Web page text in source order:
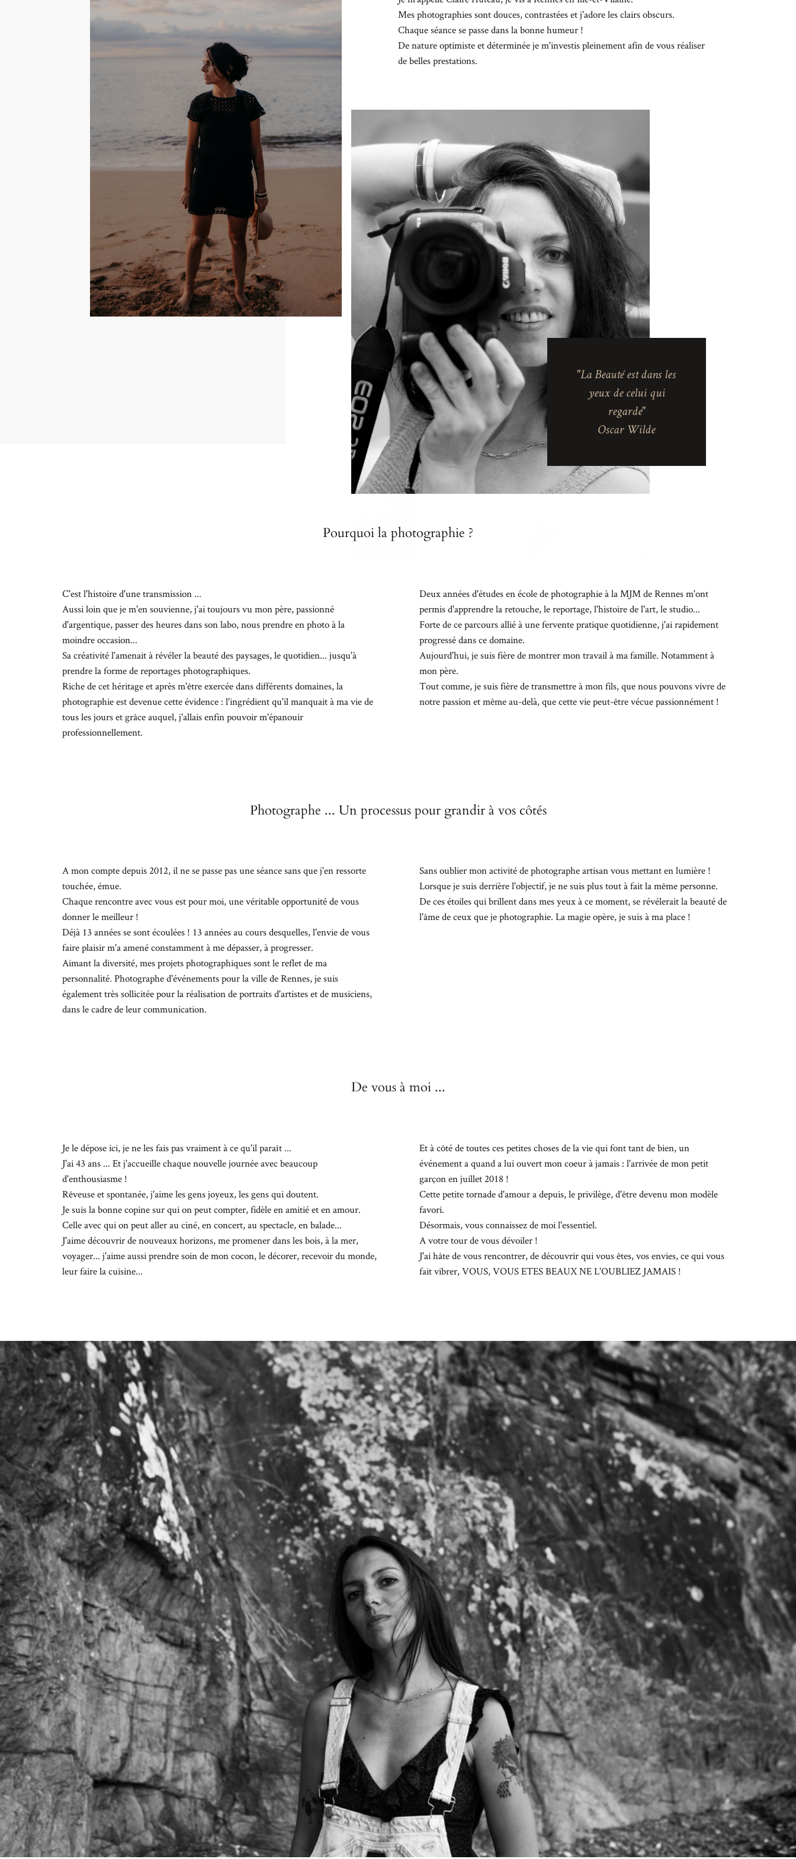
Mes photographies sont douces, contrastées et j'adore les clairs obscurs.
Chaque séance se passe dans la bonne humeur !
De nature optimiste et déterminée je m'investis pleinement afin de vous réaliser
de belles prestations.
"La Beauté est dans les
yeux de celui qui
regarde"
Oscar Wilde
Pourquoi la photographie ?
C'est l'histoire d'une transmission ...
Aussi loin que je m'en souvienne, j'ai toujours vu mon père, passionné
d'argentique, passer des heures dans son labo, nous prendre en photo à la
moindre occasion...
Sa créativité l'amenait à révéler la beauté des paysages, le quotidien... jusqu'à
prendre la forme de reportages photographiques.
Riche de cet héritage et après m'être exercée dans différents domaines, la
photographie est devenue cette évidence : l'ingrédient qu'il manquait à ma vie de
tous les jours et grâce auquel, j'allais enfin pouvoir m'épanouir
professionnellement.
Deux années d'études en école de photographie à la MJM de Rennes m'ont
permis d'apprendre la retouche, le reportage, l'histoire de l'art, le studio...
Forte de ce parcours allié à une fervente pratique quotidienne, j'ai rapidement
progressé dans ce domaine.
Aujourd'hui, je suis fière de montrer mon travail à ma famille. Notamment à
mon père.
Tout comme, je suis fière de transmettre à mon fils, que nous pouvons vivre de
notre passion et même au-delà, que cette vie peut-être vécue passionnément !
Photographe ... Un processus pour grandir à vos côtés
A mon compte depuis 2012, il ne se passe pas une séance sans que j'en ressorte
touchée, émue.
Chaque rencontre avec vous est pour moi, une véritable opportunité de vous
donner le meilleur !
Déjà 13 années se sont écoulées ! 13 années au cours desquelles, l'envie de vous
faire plaisir m'a amené constamment à me dépasser, à progresser.
Aimant la diversité, mes projets photographiques sont le reflet de ma
personnalité. Photographe d'événements pour la ville de Rennes, je suis
également très sollicitée pour la réalisation de portraits d'artistes et de musiciens,
dans le cadre de leur communication.
Sans oublier mon activité de photographe artisan vous mettant en lumière !
Lorsque je suis derrière l'objectif, je ne suis plus tout à fait la même personne.
De ces étoiles qui brillent dans mes yeux à ce moment, se révélerait la beauté de
l'âme de ceux que je photographie. La magie opère, je suis à ma place !
De vous à moi ...
Je le dépose ici, je ne les fais pas vraiment à ce qu'il paraît ...
J'ai 43 ans ... Et j'accueille chaque nouvelle journée avec beaucoup
d'enthousiasme !
Rêveuse et spontanée, j'aime les gens joyeux, les gens qui doutent.
Je suis la bonne copine sur qui on peut compter, fidèle en amitié et en amour.
Celle avec qui on peut aller au ciné, en concert, au spectacle, en balade...
J'aime découvrir de nouveaux horizons, me promener dans les bois, à la mer,
voyager... j'aime aussi prendre soin de mon cocon, le décorer, recevoir du monde,
leur faire la cuisine...
Et à côté de toutes ces petites choses de la vie qui font tant de bien, un
événement a quand a lui ouvert mon coeur à jamais : l'arrivée de mon petit
garçon en juillet 2018 !
Cette petite tornade d'amour a depuis, le privilège, d'être devenu mon modèle
favori.
Désormais, vous connaissez de moi l'essentiel.
A votre tour de vous dévoiler !
J'ai hâte de vous rencontrer, de découvrir qui vous êtes, vos envies, ce qui vous
fait vibrer, VOUS, VOUS ETES BEAUX NE L'OUBLIEZ JAMAIS !
consectetur. Maecenas faucibus mollis interdum.
Maecenas faucibus mollis interdum. Etiam porta
sem malesuada magna mollis euismod.
CONTACT